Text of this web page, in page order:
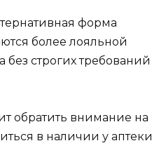
форма
более лояльной
строгих требований
обратить внимание на
в наличии у аптеки